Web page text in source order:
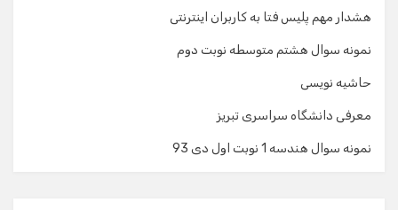
هشدار مهم پلیس فتا به کاربران اینترنتی
نمونه سوال هشتم متوسطه نوبت دوم
حاشیه نویسی
معرفی دانشگاه سراسری تبریز
نمونه سوال هندسه 1 نوبت اول دی 93
گفت‌وگو با دستیار هوشمند